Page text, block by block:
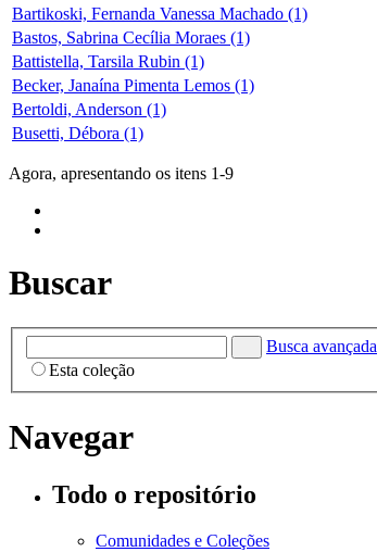
Bartikoski, Fernanda Vanessa Machado (1)
Bastos, Sabrina Cecília Moraes (1)
Battistella, Tarsila Rubin (1)
Becker, Janaína Pimenta Lemos (1)
Bertoldi, Anderson (1)
Busetti, Débora (1)
Agora, apresentando os itens 1-9
Buscar
Busca avançada
Esta coleção
Navegar
Todo o repositório
Comunidades e Coleções